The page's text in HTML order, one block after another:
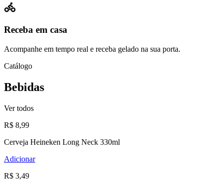
Receba em casa
Acompanhe em tempo real e receba gelado na sua porta.
Catálogo
Bebidas
Ver todos
R$ 8,99
Cerveja Heineken Long Neck 330ml
Adicionar
R$ 3,49